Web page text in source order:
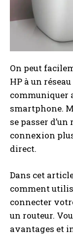
On peut
HP à un
communiquer
smartphone.
se passer
connexion
direct.
Dans cet
comment
connecter
un routeur.
avantages et